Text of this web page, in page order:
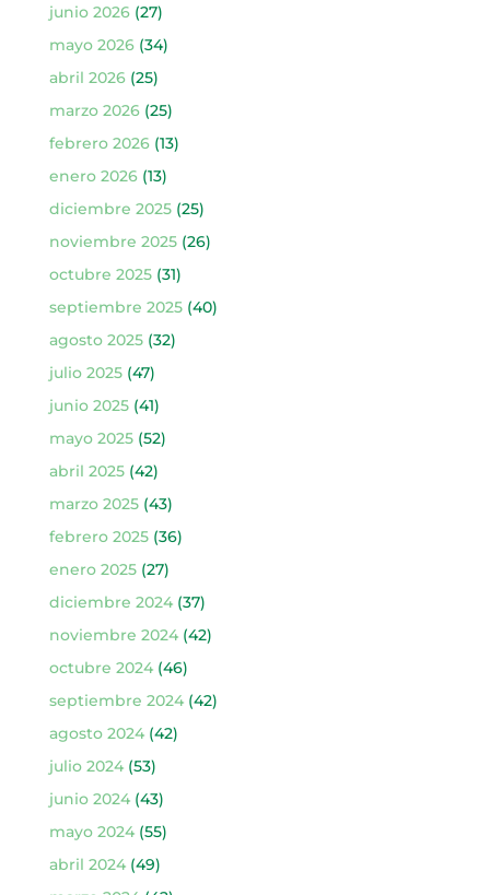
junio 2026(27)
mayo 2026(34)
abril 2026(25)
marzo 2026(25)
febrero 2026(13)
enero 2026(13)
diciembre 2025(25)
noviembre 2025(26)
octubre 2025(31)
septiembre 2025(40)
agosto 2025(32)
julio 2025(47)
junio 2025(41)
mayo 2025(52)
abril 2025(42)
marzo 2025(43)
febrero 2025(36)
enero 2025(27)
diciembre 2024(37)
noviembre 2024(42)
octubre 2024(46)
septiembre 2024(42)
agosto 2024(42)
julio 2024(53)
junio 2024(43)
mayo 2024(55)
abril 2024(49)